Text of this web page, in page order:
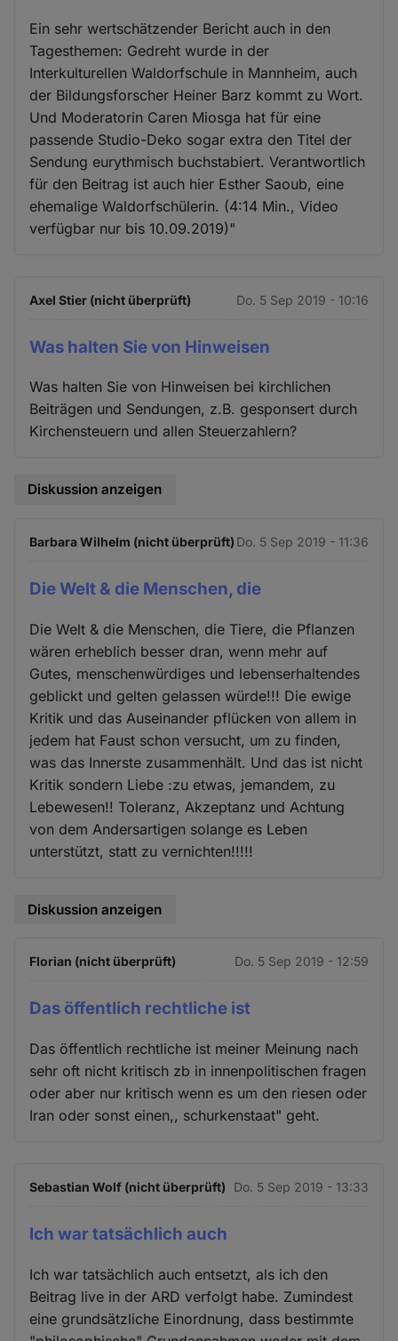
Ein sehr wertschätzender Bericht auch in den
Tagesthemen: Gedreht wurde in der
Interkulturellen Waldorfschule in Mannheim, auch
der Bildungsforscher Heiner Barz kommt zu Wort.
Und Moderatorin Caren Miosga hat für eine
passende Studio-Deko sogar extra den Titel der
Sendung eurythmisch buchstabiert. Verantwortlich
für den Beitrag ist auch hier Esther Saoub, eine
ehemalige Waldorfschülerin. (4:14 Min., Video
verfügbar nur bis 10.09.2019)"
Axel Stier (nicht überprüft) Do. 5 Sep 2019 - 10:16
Was halten Sie von Hinweisen
Was halten Sie von Hinweisen bei kirchlichen
Beiträgen und Sendungen, z.B. gesponsert durch
Kirchensteuern und allen Steuerzahlern?
Diskussion anzeigen
Barbara Wilhelm (nicht überprüft) Do. 5 Sep 2019 - 11:36
Die Welt & die Menschen, die
Die Welt & die Menschen, die Tiere, die Pflanzen
wären erheblich besser dran, wenn mehr auf
Gutes, menschenwürdiges und lebenserhaltendes
geblickt und gelten gelassen würde!!! Die ewige
Kritik und das Auseinander pflücken von allem in
jedem hat Faust schon versucht, um zu finden,
was das Innerste zusammenhält. Und das ist nicht
Kritik sondern Liebe :zu etwas, jemandem, zu
Lebewesen!! Toleranz, Akzeptanz und Achtung
von dem Andersartigen solange es Leben
unterstützt, statt zu vernichten!!!!!
Diskussion anzeigen
Florian (nicht überprüft) Do. 5 Sep 2019 - 12:59
Das öffentlich rechtliche ist
Das öffentlich rechtliche ist meiner Meinung nach
sehr oft nicht kritisch zb in innenpolitischen fragen
oder aber nur kritisch wenn es um den riesen oder
Iran oder sonst einen,, schurkenstaat" geht.
Sebastian Wolf (nicht überprüft) Do. 5 Sep 2019 - 13:33
Ich war tatsächlich auch
Ich war tatsächlich auch entsetzt, als ich den
Beitrag live in der ARD verfolgt habe. Zumindest
eine grundsätzliche Einordnung, dass bestimmte